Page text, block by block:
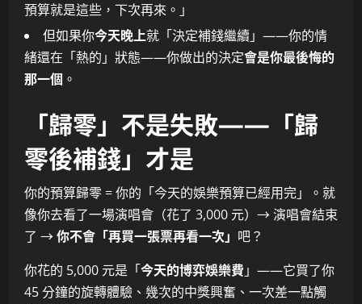
預算就是這些，下次再來。」
但如果你今天晚上就「決定補錢繼續」——你的情
緒還在「熱的」狀態——你做出的決定會是你最後悔的
那一個 。
「歸零」不是失敗——「歸
零後補錢」才是
你的預算歸零 = 你的「今天的娛樂預算已經用完」。就
像你去看了一場演唱會（花了 3,000 元）→ 演唱會結束
了 →你不會「再買一張票再看一次」 吧？
你花的 5,000 元是「今天的博弈娛樂費 」——它買了你
45 分鐘的旋轉體驗、幾次的中獎興奮、一次差一點觸